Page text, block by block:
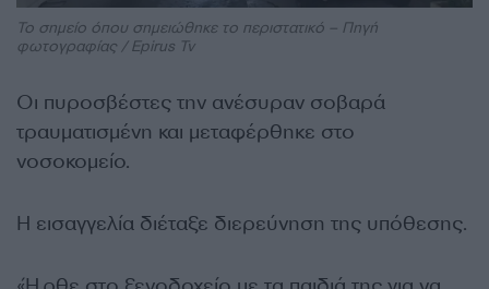
Το σημείο όπου σημειώθηκε το περιστατικό – Πηγή
φωτογραφίας / Epirus Tv
Οι πυροσβέστες την ανέσυραν σοβαρά
τραυματισμένη και μεταφέρθηκε στο
νοσοκομείο.
Η εισαγγελία διέταξε διερεύνηση της υπόθεσης.